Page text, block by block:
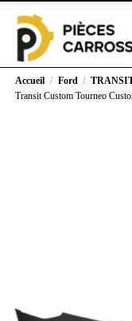
Accueil Ford
Transit Custom Tourneo